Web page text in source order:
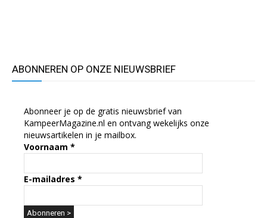
ABONNEREN OP ONZE NIEUWSBRIEF
Abonneer je op de gratis nieuwsbrief van
KampeerMagazine.nl en ontvang wekelijks onze
nieuwsartikelen in je mailbox.
Voornaam *
E-mailadres *